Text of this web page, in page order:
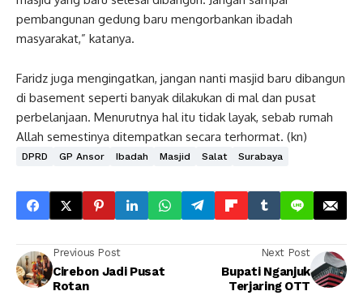
pembangunan gedung baru mengorbankan ibadah
masyarakat,” katanya.
Faridz juga mengingatkan, jangan nanti masjid baru dibangun
di basement seperti banyak dilakukan di mal dan pusat
perbelanjaan. Menurutnya hal itu tidak layak, sebab rumah
Allah semestinya ditempatkan secara terhormat. (kn)
DPRD GP Ansor Ibadah Masjid Salat Surabaya
Previous Post
Cirebon Jadi Pusat
Rotan
Next Post
Bupati Nganjuk
Terjaring OTT